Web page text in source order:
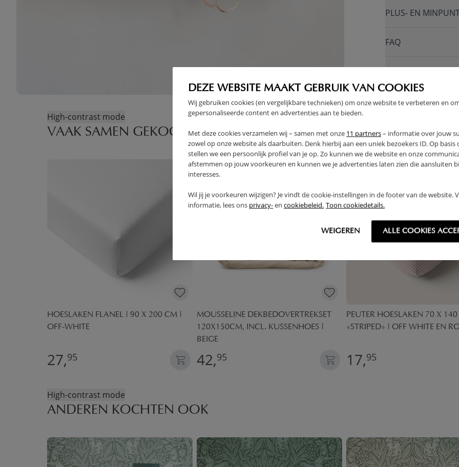
DEZE WEBSITE MAAKT GEBRUIK VAN COOKIES
Wij gebruiken cookies (en vergelijkbare technieken) om onze website te verbeteren en
gepersonaliseerde content en advertenties aan te bieden.
Met deze cookies verzamelen wij – samen met onze 11 partners– informatie over jouw
zowel op onze website als daarbuiten. Denk hierbij aan een uniek bezoekers ID. Op basis
stellen we een persoonlijk profiel van je op. Zo kunnen we de website en onze
afstemmen op jouw voorkeuren en kunnen we je advertenties laten zien die aansluiten
interesses.
Wil jij je voorkeuren wijzigen? Je vindt de cookie-instellingen in de footer van de website.
informatie, lees ons privacy-en cookiebeleid. Toon cookiedetails.
WEIGEREN ALLE COOKIES
PLUS- EN
FAQ
High-contrast mode
VAAK SAMEN GEKOCHT
HOESLAKEN FLANEL | 90 X 200 CM |
OFF-WHITE
27,95
MOUSSELINE DEKBEDOVERTREKSET
120X150CM, INCL. KUSSENHOES |
BEIGE
42,95
PEUTER HOESLAKEN 70 X
«STRIPED» | OFF WHITE EN
17,95
High-contrast mode
ANDEREN KOCHTEN OOK